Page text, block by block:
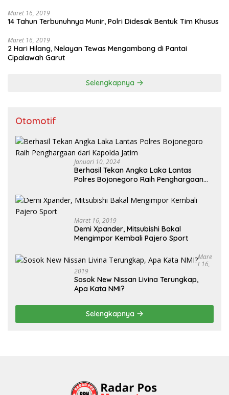
Maret 16, 2019
14 Tahun Terbunuhnya Munir, Polri Didesak Bentuk Tim Khusus
Maret 16, 2019
2 Hari Hilang, Nelayan Tewas Mengambang di Pantai
Cipalawah Garut
Selengkapnya
Otomotif
Januari 10, 2024
Berhasil Tekan Angka Laka Lantas
Polres Bojonegoro Raih Penghargaan
Maret 16, 2019
Demi Xpander, Mitsubishi Bakal
Mengimpor Kembali Pajero Sport
Mare
T 16,
2019
Sosok New Nissan Livina Terungkap,
Apa Kata NMI?
Selengkapnya